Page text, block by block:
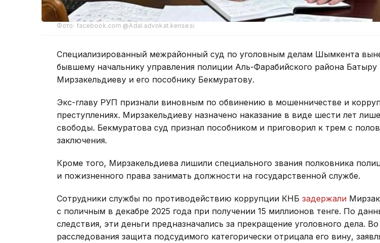
Фото: facebook.com @Adal.advokat.kensesi
Специализированный межрайонный суд по уголовным делам Шымкента
бывшему начальнику управления полиции Аль-Фарабийского района Батыру
Мирзакельдиеву и его пособнику Бекмуратову.
Экс-главу РУП признали виновным по обвинению в мошенничестве и
преступлениях. Мирзакельдиеву назначено наказание в виде шести лет
свободы. Бекмуратова суд признал пособником и приговорил к трем с
заключения.
Кроме того, Мирзакельдиева лишили специального звания полковника
и пожизненного права занимать должности на государственной службе.
Сотрудники службы по противодействию коррупции КНБ задержали
с поличным в декабре 2025 года при получении 15 миллионов тенге. По
следствия, эти деньги предназначались за прекращение уголовного дела.
расследования защита подсудимого категорически отрицала его вину,